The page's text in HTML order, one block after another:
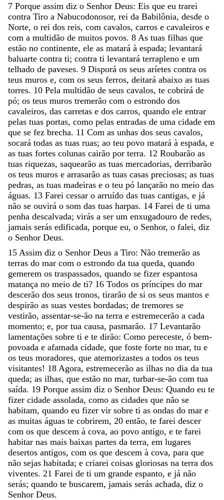
7 Porque assim diz o Senhor Deus: Eis que eu trarei
contra Tiro a Nabucodonosor, rei da Babilônia, desde o
Norte, o rei dos reis, com cavalos, carros e cavaleiros e
com a multidão de muitos povos. 8 As tuas filhas que
estão no continente, ele as matará à espada; levantará
baluarte contra ti; contra ti levantará terrapleno e um
telhado de paveses. 9 Disporá os seus aríetes contra os
teus muros e, com os seus ferros, deitará abaixo as tuas
torres. 10 Pela multidão de seus cavalos, te cobrirá de
pó; os teus muros tremerão com o estrondo dos
cavaleiros, das carretas e dos carros, quando ele entrar
pelas tuas portas, como pelas entradas de uma cidade em
que se fez brecha. 11 Com as unhas dos seus cavalos,
socará todas as tuas ruas; ao teu povo matará à espada, e
as tuas fortes colunas cairão por terra. 12 Roubarão as
tuas riquezas, saquearão as tuas mercadorias, derribarão
os teus muros e arrasarão as tuas casas preciosas; as tuas
pedras, as tuas madeiras e o teu pó lançarão no meio das
águas. 13 Farei cessar o arruído das tuas cantigas, e já
não se ouvirá o som das tuas harpas. 14 Farei de ti uma
penha descalvada; virás a ser um enxugadouro de redes,
jamais serás edificada, porque eu, o Senhor, o falei, diz
o Senhor Deus.
15 Assim diz o Senhor Deus a Tiro: Não tremerão as
terras do mar com o estrondo da tua queda, quando
gemerem os traspassados, quando se fizer espantosa
matança no meio de ti? 16 Todos os príncipes do mar
descerão dos seus tronos, tirarão de si os seus mantos e
despirão as suas vestes bordadas; de tremores se
vestirão, assentar-se-ão na terra e estremecerão a cada
momento; e, por tua causa, pasmarão. 17 Levantarão
lamentações sobre ti e te dirão: Como pereceste, ó bem-
povoada e afamada cidade, que foste forte no mar, tu e
os teus moradores, que atemorizastes a todos os teus
visitantes! 18 Agora, estremecerão as ilhas no dia da tua
queda; as ilhas, que estão no mar, turbar-se-ão com tua
saída. 19 Porque assim diz o Senhor Deus: Quando eu te
fizer cidade assolada, como as cidades que não se
habitam, quando eu fizer vir sobre ti as ondas do mar e
as muitas águas te cobrirem, 20 então, te farei descer
com os que descem à cova, ao povo antigo, e te farei
habitar nas mais baixas partes da terra, em lugares
desertos antigos, com os que descem à cova, para que
não sejas habitada; e criarei coisas gloriosas na terra dos
viventes. 21 Farei de ti um grande espanto, e já não
serás; quando te buscarem, jamais serás achada, diz o
Senhor Deus.